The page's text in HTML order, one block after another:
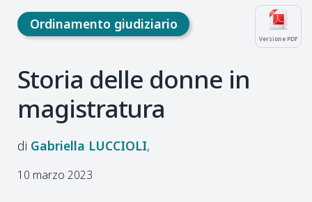
Versione PDF
Ordinamento giudiziario
Storia delle donne in
magistratura
Gabriella LUCCIOLI
10 marzo 2023